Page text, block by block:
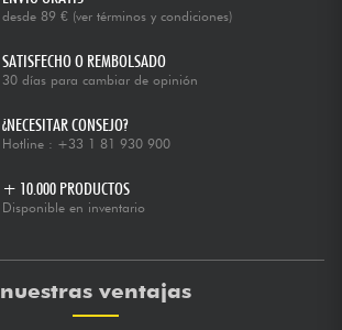
desde 89 € (ver términos y condiciones)
SATISFECHO O REMBOLSADO
30 días para cambiar de opinión
¿NECESITAR CONSEJO?
Hotline : +33 1 81 930 900
+ 10.000 PRODUCTOS
Disponible en inventario
nuestras ventajas